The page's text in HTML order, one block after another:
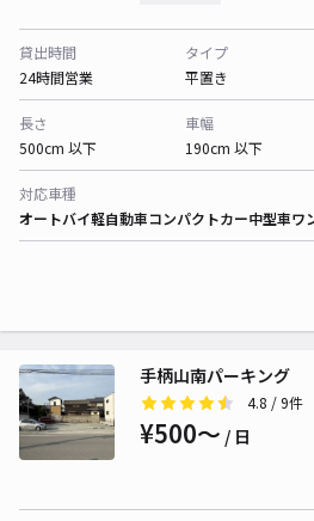
貸出時間
24時間営業
タイプ
平置き
長さ
500cm 以下
車幅
190cm 以下
対応車種
オートバイ軽自動車コンパクトカー中型車ワ
手柄山南パーキング
4.8 / 9件
¥500〜 / 日